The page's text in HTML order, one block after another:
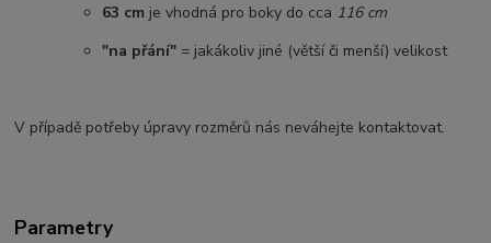
63 cm je vhodná pro boky do cca 116 cm
"na přání" = jakákoliv jiné (větší či menší) velikost
V případě potřeby úpravy rozměrů nás neváhejte kontaktovat.
Parametry